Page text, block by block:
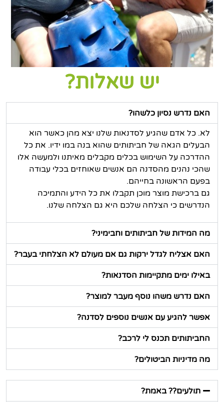
יש שאלות?
האם נדרש נסיון כלשהו?
לא. כל אדם שהגיע לסדנאות שלנו יצא מהן כאשר הוא
הבעלים הגאה של חביתותים שהוא בנה במו ידיו. את כל
ההדרכה על השימוש בכלים מקבלים מאיתנו ולמעשה אלו
שהכי נהנים מהסדנה הם אנשים שאוחזים בכלי עבודה
בפעם הראשונה בחייהם.
גם ברכישת מוצר מוכן תקבלו את כל הידע והתמיכה
הנדרשים כי הצלחה שלכם היא גם הצלחה שלנו.
מה המידות של חביתותים וחבימיני?
האם אצליח לגדל ירקות גם אם מעולם לא הצלחתי בעבר?
באילו ימים מתקיימות הסדנאות?
האם נדרש משהו נוסף מעבר למוצר?
אפשר להגיע עם אנשים נוספים לסדנה?
החביתותים תכנס לי לרכב?
מה מדיניות הביטולים?
תולעים?? באמת?